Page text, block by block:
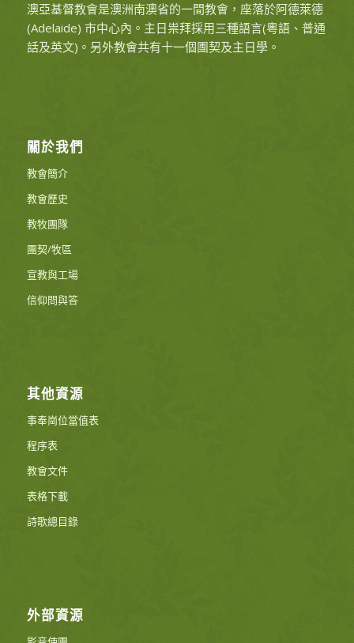
澳亞基督教會是澳洲南澳省的一間教會，座落於阿德萊德
(Adelaide) 市中心內。主日祟拜採用三種語言(粵語、普通
話及英文)。另外教會共有十一個團契及主日學。
關於我們
教會簡介
教會歷史
教牧團隊
團契/牧區
宣教與工場
信仰問與答
其他資源
事奉崗位當值表
程序表
教會文件
表格下載
詩歌總目錄
外部資源